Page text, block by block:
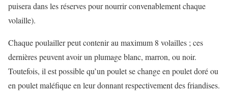
puisera dans les réserves pour nourrir convenablement chaque
volaille).
Chaque poulailler peut contenir au maximum 8 volailles ; ces
dernières peuvent avoir un plumage blanc, marron, ou noir.
Toutefois, il est possible qu’un poulet se change en poulet doré ou
en poulet maléfique en leur donnant respectivement des friandises.